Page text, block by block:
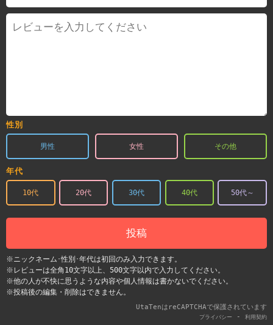
性別
男性 女性 その他
年代
10代 20代 30代 40代 50代～
投稿
※ニックネーム･性別･年代は初回のみ入力できます。
※レビューは全角10文字以上、500文字以内で入力してください。
※他の人が不快に思うような内容や個人情報は書かないでください。
※投稿後の編集・削除はできません。
UtaTenはreCAPTCHAで保護されています
プライバシー - 利用契約